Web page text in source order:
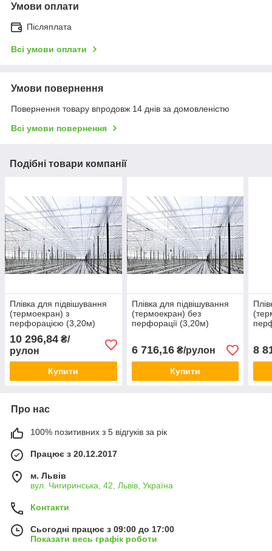
Умови оплати
Післяплата
Всі умови оплати
Умови повернення
Повернення товару впродовж 14 днів за домовленістю
Всі умови повернення
Подібні товари компанії
Плівка для підвішування
(термоекран) з
перфорацією (3,20м)
KRITIFIL® 4202 (Греція)
10 296,84 ₴/
рулон
Купити
Плівка для підвішування
(термоекран) без
перфорації (3,20м)
6 716,16₴/рулон
Купити
8
Про нас
100% позитивних з 5 відгуків за рік
Працює з 20.12.2017
м. Львів
вул. Чигиринська, 42, Львів, Україна
Контакти
Сьогодні працює з 09:00 до 17:00
Показати весь графік роботи